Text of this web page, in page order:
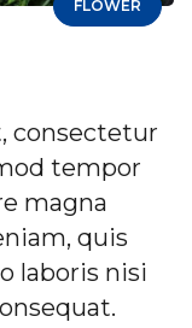
FLOWER
consectetur
tempor
magna
quis
laboris nisi